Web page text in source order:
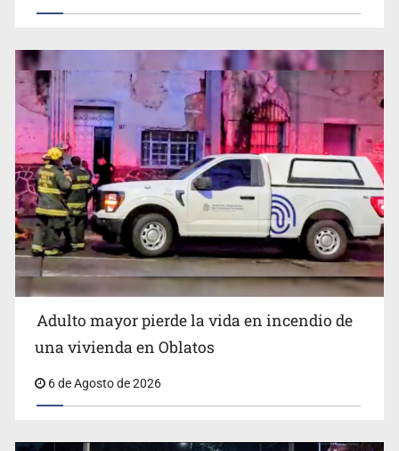
Detienen al exgobernador de Guerrero, Ángel Aguirre
Capturan en Zapopan a defraudador de paquetes
Adulto mayor pierde la vida en incendio de
una vivienda en Oblatos
6 de Agosto de 2026